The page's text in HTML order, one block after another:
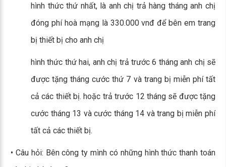
hình thức thứ nhất, là anh chị trả hàng tháng anh chị
đóng phí hoà mạng là 330.000 vnđ để bên em trang
bị thiết bị cho anh chị
hình thức thứ hai, anh chị trả trước 6 tháng anh chị sẽ
được tặng tháng cước thứ 7 và trang bị miễn phí tất
cả các thiết bị. hoặc trả trước 12 tháng sẽ được tặng
cước tháng 13 và cước tháng 14 và trang bị miễn phí
tất cả các thiết bị.
• Câu hỏi: Bên công ty mình có những hình thức thanh toán